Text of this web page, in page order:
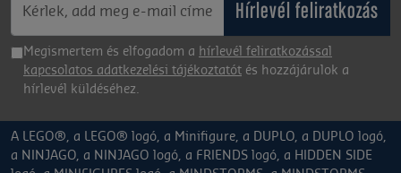
Hírlevél feliratkozás
Megismertem és elfogadom a hírlevél feliratkozással
kapcsolatos adatkezelési tájékoztatót és hozzájárulok a
hírlevél küldéséhez.
A LEGO®, a LEGO® logó, a Minifigure, a DUPLO, a DUPLO logó,
a NINJAGO, a NINJAGO logó, a FRIENDS logó, a HIDDEN SIDE